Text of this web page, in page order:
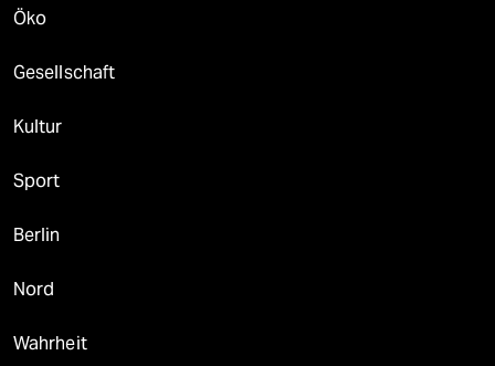
Öko
Gesellschaft
Kultur
Sport
Berlin
Nord
Wahrheit